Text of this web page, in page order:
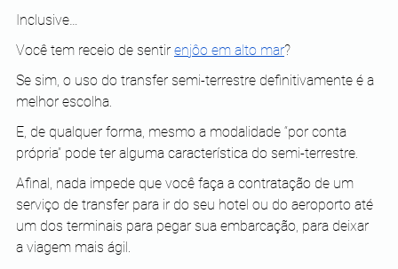
Inclusive…
Você tem receio de sentir enjôo em alto mar?
Se sim, o uso do transfer semi-terrestre definitivamente é a
melhor escolha.
E, de qualquer forma, mesmo a modalidade “por conta
própria” pode ter alguma característica do semi-terrestre.
Afinal, nada impede que você faça a contratação de um
serviço de transfer para ir do seu hotel ou do aeroporto até
um dos terminais para pegar sua embarcação, para deixar
a viagem mais ágil.